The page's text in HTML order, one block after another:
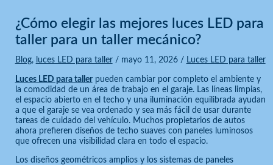
¿Cómo elegir las mejores luces LED para
taller para un taller mecánico?
Blog, luces LED para taller/ mayo 11, 2026 / Luces LED para taller
Luces LED para tallerpueden cambiar por completo el ambiente y
la comodidad de un área de trabajo en el garaje. Las líneas limpias,
el espacio abierto en el techo y una iluminación equilibrada ayudan
a que el garaje se vea ordenado y sea más fácil de usar durante
tareas de cuidado del vehículo. Muchos propietarios de autos
ahora prefieren diseños de techo suaves con paneles luminosos
que ofrecen una visibilidad clara en todo el espacio.
Los diseños geométricos amplios y los sistemas de paneles